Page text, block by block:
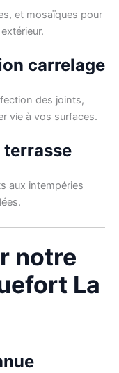
et mosaïques pour
carrelage
des joints,
vie à vos surfaces.
terrasse
aux intempéries
notre
La